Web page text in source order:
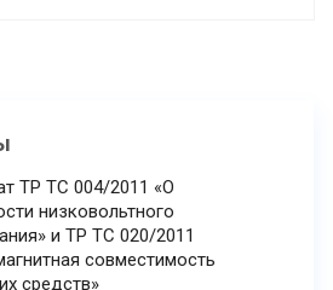
ТР ТС 004/2011 «О
низковольтного
и ТР ТС 020/2011
совместимость
средств»